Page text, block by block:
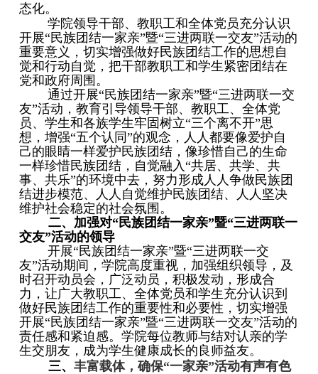
态化。
学院领导干部、教职工和全体党员充分认识
开展“民族团结一家亲”暨“三进两联一交友”活动的
重要意义，切实增强做好民族团结工作的思想自
觉和行动自觉，把干部教职工和学生紧密团结在
党和政府周围。
通过开展“民族团结一家亲”暨“三进两联一交
友”活动，教育引导领导干部、教职工、全体党
员、学生和各族学生牢固树立“三个离不开”思
想，增强“五个认同”的观念，人人都要像爱护自
己的眼睛一样爱护民族团结，像珍惜自己的生命
一样珍惜民族团结，自觉融入“共居、共学、共
事、共乐”的环境中去，努力形成人人争做民族团
结进步模范、人人自觉维护民族团结、人人坚决
维护社会稳定的社会氛围。
二、加强对“民族团结一家亲”暨“三进两联一
交友”活动的领导
开展“民族团结一家亲”暨“三进两联一交
友”活动期间，学院高度重视，加强组织领导，及
时召开动员会，广泛动员，积极发动，形成合
力，让广大教职工、全体党员和学生充分认识到
做好民族团结工作的重要性和必要性，切实增强
开展“民族团结一家亲”暨“三进两联一交友”活动的
责任感和紧迫感。学院每位教师与结对认亲的学
生交朋友，成为学生健康成长的良师益友。
三、 丰富载体，确保“一家亲”活动有声有色